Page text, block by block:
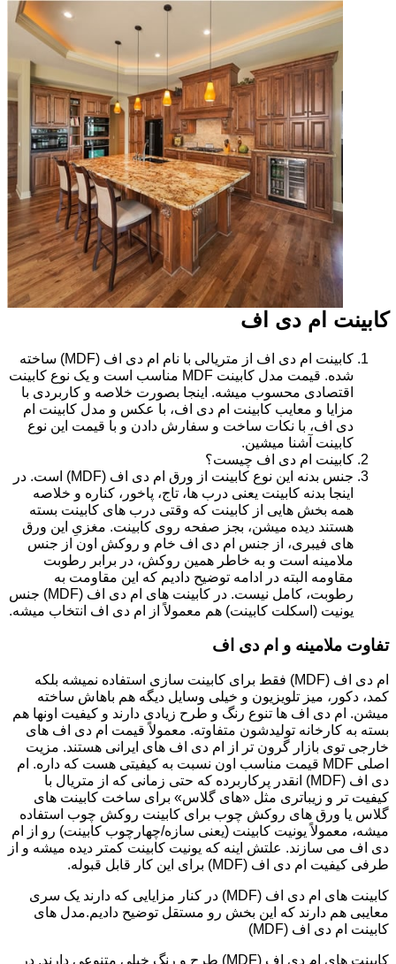
کابینت ام دی اف
کابینت ام دی اف از متریالی با نام ام دی اف (MDF) ساخته
شده. قیمت مدل کابینت MDF مناسب است و یک نوع کابینت
اقتصادی محسوب میشه. اینجا بصورت خلاصه و کاربردی با
مزایا و معایب کابینت ام دی اف، با عکس و مدل کابینت ام
دی اف، با نکات ساخت و سفارش دادن و با قیمت این نوع
کابینت آشنا میشین.
کابینت ام دی اف چیست؟
جنس بدنه این نوع کابینت از ورق ام دی اف (MDF) است. در
اینجا بدنه کابینت یعنی درب ها، تاج، پاخور، کناره و خلاصه
همه بخش هایی از کابینت که وقتی درب های کابینت بسته
هستند دیده میشن، بجز صفحه روی کابینت. مغزیِ این ورق
های فیبری، از جنس ام دی اف خام و روکش اون از جنس
ملامینه است و به خاطر همین روکش، در برابر رطوبت
مقاومه البته در ادامه توضیح دادیم که این مقاومت به
رطوبت، کامل نیست. در کابینت های ام دی اف (MDF) جنس
یونیت (اسکلت کابینت) هم معمولاً از ام دی اف انتخاب میشه.
تفاوت ملامینه و ام دی اف
ام دی اف (MDF) فقط برای کابینت سازی استفاده نمیشه بلکه
کمد، دکور، میز تلویزیون و خیلی وسایل دیگه هم باهاش ساخته
میشن. ام دی اف ها تنوع رنگ و طرح زیادی دارند و کیفیت اونها هم
بسته به کارخانه تولیدشون متفاوته. معمولاً قیمت ام دی اف های
خارجی توی بازار گرون تر از ام دی اف های ایرانی هستند. مزیت
اصلی MDF قیمت مناسب اون نسبت به کیفیتی هست که داره. ام
دی اف (MDF) انقدر پرکاربرده که حتی زمانی که از متریال با
کیفیت تر و زیباتری مثل «های گلاس» برای ساخت کابینت های
گلاس یا ورق های روکش چوب برای کابینت روکش چوب استفاده
میشه، معمولاً یونیت کابینت (یعنی سازه/چهارچوب کابینت) رو از ام
دی اف می سازند. علتش اینه که یونیت کابینت کمتر دیده میشه و از
طرفی کیفیت ام دی اف (MDF) برای این کار قابل قبوله.
کابینت های ام دی اف (MDF) در کنار مزایایی که دارند یک سری
معایبی هم دارند که این بخش رو مستقل توضیح دادیم.مدل های
کابینت ام دی اف (MDF)
کابینت های ام دی اف (MDF) طرح و رنگ خیلی متنوعی دارند. در